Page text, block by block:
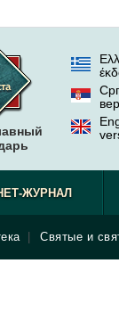
Святые и
ЖУРНАЛ